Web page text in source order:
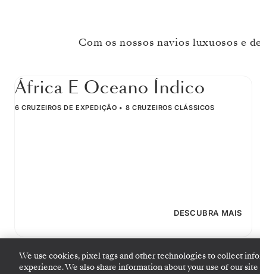
Com os nossos navios luxuosos e
África E Oceano Índico
6 CRUZEIROS DE EXPEDIÇÃO 8 CRUZEIROS CLÁSSICOS
DESCUBRA MAIS
We use cookies, pixel tags and other technologies to collect
experience. We also share information about your use of our
PARA
RECEBER